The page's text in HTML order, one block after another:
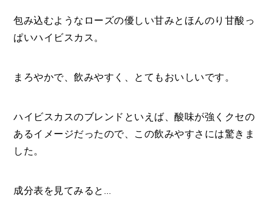
包み込むようなローズの優しい甘みとほんのり甘酸っ
ぱいハイビスカス。
まろやかで、飲みやすく、とてもおいしいです。
ハイビスカスのブレンドといえば、酸味が強くクセの
あるイメージだったので、 この飲みやすさには驚きま
した。
成分表を見てみると…